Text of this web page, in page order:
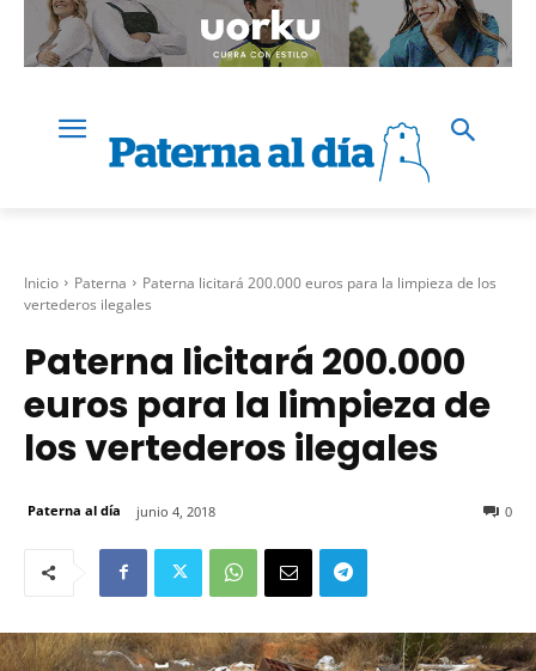
Inicio Paterna
Paterna licitará 200.000 euros para la limpieza de los
vertederos ilegales
Paterna licitará 200.000
euros para la limpieza de
los vertederos ilegales
Paterna al día junio 4, 2018 0